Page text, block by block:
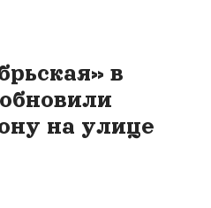
в
на улице